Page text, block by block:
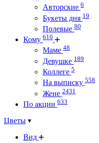
Авторские 6
Букеты дня 19
Полевые 80
Кому 610
Маме 48
Девушке 189
Коллеге 5
На выписку 558
Жене 2431
По акции 633
Цветы
Вид